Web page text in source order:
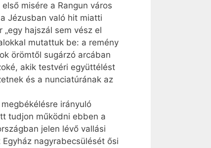
misére a Rangun város
Jézusban való hit miatti
hajszál sem vész el
mutattuk be: a remény
örömtől sugárzó arcában
akik testvéri együttélést
és a nunciatúrának az
irányuló
tudjon működni ebben a
jelen lévő vallási
nagyrabecsülését ősi